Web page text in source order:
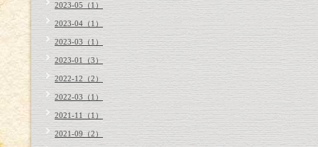
2023-05（1）
2023-04（1）
2023-03（1）
2023-01（3）
2022-12（2）
2022-03（1）
2021-11（1）
2021-09（2）